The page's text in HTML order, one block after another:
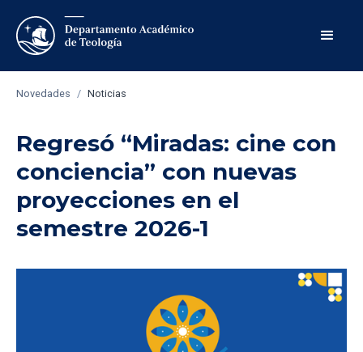
Novedades / Noticias
Regresó “Miradas: cine con
conciencia” con nuevas
proyecciones en el
semestre 2026-1